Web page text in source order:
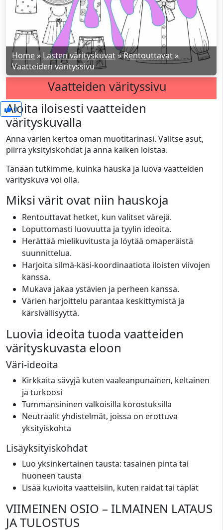
Home » Lasten värityskuvat»Rentouttavat »
Vaatteiden värityssivu
Vaatteiden värityssivu
0
Aloita iloisesti vaatteiden
värityskuvalla
Anna värien kertoa oman muotitarinasi. Valitse asut,
piirrä yksityiskohdat ja anna kaiken loistaa.
Tänään tutkimme, kuinka hauska ja luova vaatteiden
värityskuva voi olla.
Miksi värit ovat niin hauskoja
Rentouttavat hetket, kun valitset värejä.
Loputtomasti luovuutta ja tyylin ideoita.
Herättää mielikuvitusta ja löytää omaperäistä
suunnittelua.
Harjoita silmä-käsi-koordinaatiota iloisten viivojen
kanssa.
Mukava jakaa ystävien ja perheen kanssa.
Värien harjoittelu parantaa keskittymistä ja
kärsivällisyyttä.
Luovia ideoita tuoda vaatteiden
värityskuvasta eloon
Väri-ideoita
Kirkkaita sävyjä kuten vaaleanpunainen, keltainen
ja turkoosi
Tummansininen valkoisilla korostuksilla
Neutraalit yhdistelmät, joissa on erottuva
yksityiskohta
Lisäyksityiskohdat
Luo yksinkertainen tausta: tasainen pinta tai
huoneen tausta
Lisää kuvioita vaatteisiin, kuten raidat tai täplät
VIIMEINEN OSIO – ILMAINEN LATAUS
JA TULOSTUS